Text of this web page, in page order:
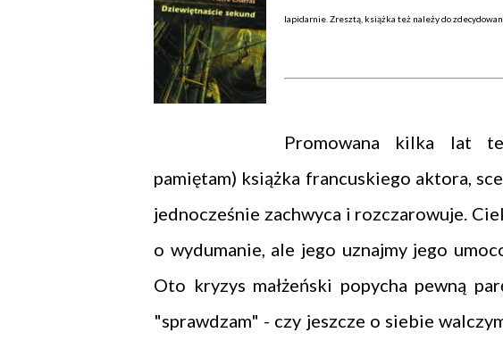
lapidarnie. Zresztą, książka też należy do
Promowana kilka lat
pamiętam) książka francuskiego aktora,
jednocześnie zachwyca i rozczarowuje.
o wydumanie, ale jego uznajmy jego
Oto kryzys małżeński popycha pewną
"sprawdzam" - czy jeszcze o siebie